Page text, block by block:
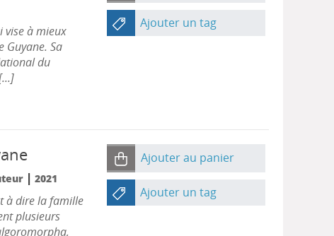
vise à mieux
Guyane. Sa
du
Ajouter un tag
|2021
à dire la famille
plusieurs
Ajouter au panier
Ajouter un tag